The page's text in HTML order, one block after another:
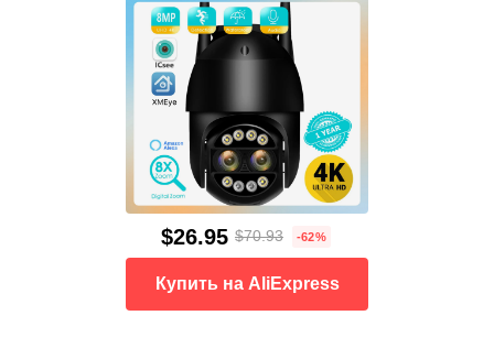
$26.95 $70.93 -62%
Купить на AliExpress